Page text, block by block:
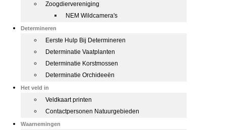
Zoogdiervereniging
NEM Wildcamera's
Determineren
Eerste Hulp Bij Determineren
Determinatie Vaatplanten
Determinatie Korstmossen
Determinatie Orchideeën
Het veld in
Veldkaart printen
Contactpersonen Natuurgebieden
Waarnemingen